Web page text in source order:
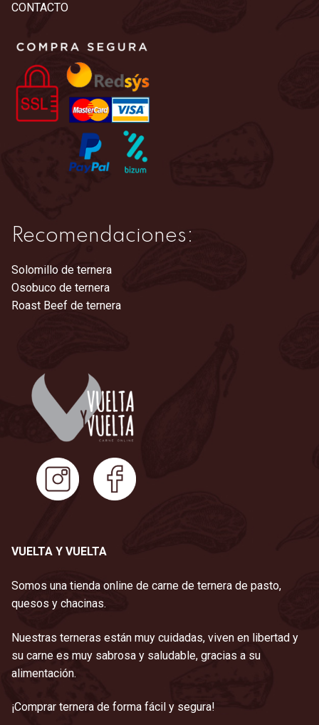
elegir
la
de
producto
CONTACTO
Recomendaciones:
Solomillo de ternera
Osobuco de ternera
Roast Beef de ternera
VUELTA Y VUELTA
Somos una tienda online de carne de ternera de pasto,
quesos y chacinas.
Nuestras terneras están muy cuidadas, viven en libertad y
su carne es muy sabrosa y saludable, gracias a su
alimentación.
¡Comprar ternera de forma fácil y segura!